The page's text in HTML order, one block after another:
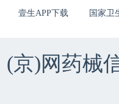
壹生APP下载 国家卫
(京)网药械